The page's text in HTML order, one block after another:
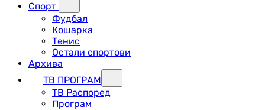
Спорт
Фудбал
Кошарка
Тенис
Остали спортови
Архива
ТВ ПРОГРАМ
ТВ Распоред
Програм